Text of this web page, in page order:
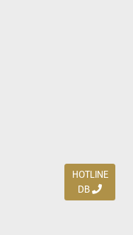
HOTLINE
DB